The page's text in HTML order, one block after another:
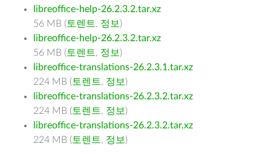
libreoffice-help-26.2.3.2.tar.xz
56 MB ( 토렌트, 정보 )
libreoffice-help-26.2.3.2.tar.xz
56 MB ( 토렌트, 정보 )
libreoffice-translations-26.2.3.1.tar.xz
224 MB ( 토렌트, 정보 )
libreoffice-translations-26.2.3.2.tar.xz
224 MB ( 토렌트, 정보 )
libreoffice-translations-26.2.3.2.tar.xz
224 MB ( 토렌트, 정보 )